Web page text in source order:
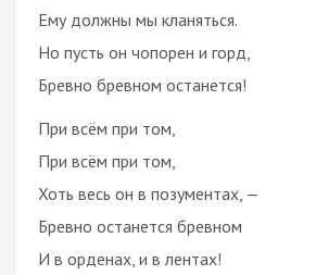
Ему должны мы кланяться.
Но пусть он чопорен и горд,
Бревно бревном останется!
При всём при том,
При всём при том,
Хоть весь он в позументах, —
Бревно останется бревном
И в орденах, и в лентах!